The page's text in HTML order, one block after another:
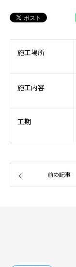
施工場所
施工内容
工期
前の記事